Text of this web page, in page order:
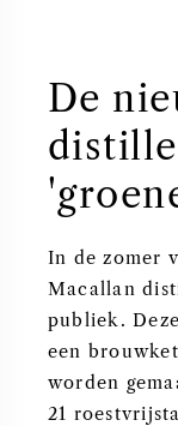
De
In de zomer
Macallan
publiek.
een
worden
21